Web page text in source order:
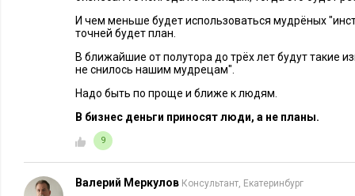
становится полноценным планом выживания на рынке, без
«миссия, философия, инвестиции в имидж», которые
Три вопроса про продажи:
SKU в 1 точке, маржинальность – оптимизация затрат,
управление ассортиментов; охват и глубина не могут
да).
Насколько эта стратегия реализована?
И чем меньше будет использоваться мудрёных
точней будет план.
В ближайшие от полутора до трёх лет будут такие
не снилось нашим мудрецам".
Надо быть по проще и ближе к людям.
В бизнес деньги приносят люди, а не планы.
9
Валерий Меркулов Консультант, Екатеринбург